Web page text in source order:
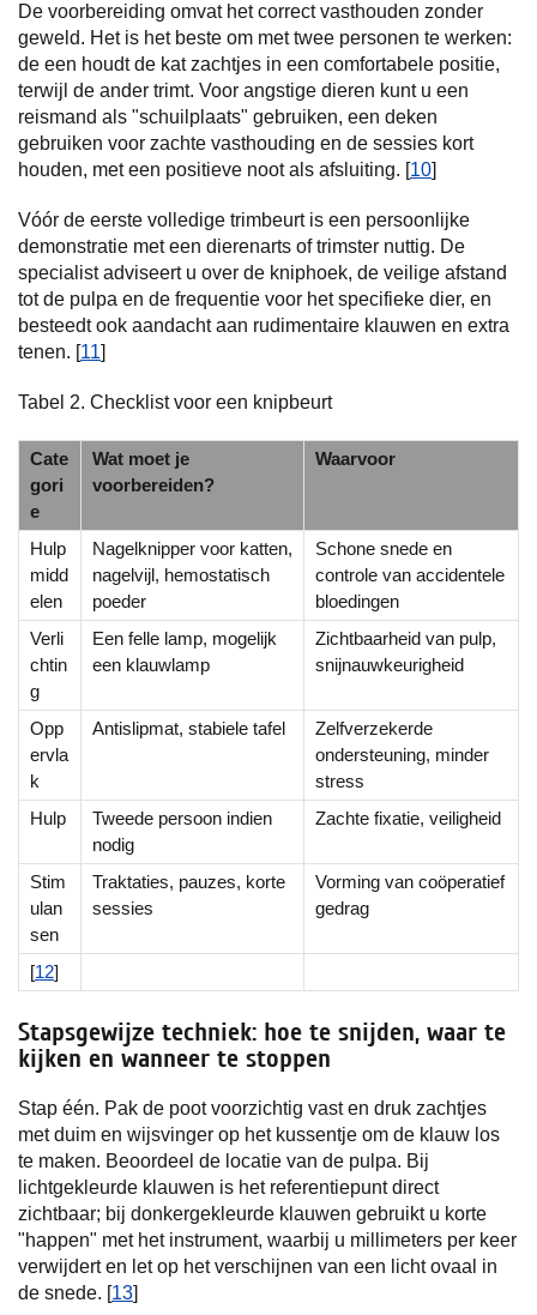
De voorbereiding omvat het correct vasthouden zonder
geweld. Het is het beste om met twee personen te werken:
de een houdt de kat zachtjes in een comfortabele positie,
terwijl de ander trimt. Voor angstige dieren kunt u een
reismand als "schuilplaats" gebruiken, een deken
gebruiken voor zachte vasthouding en de sessies kort
houden, met een positieve noot als afsluiting. [10]
Vóór de eerste volledige trimbeurt is een persoonlijke
demonstratie met een dierenarts of trimster nuttig. De
specialist adviseert u over de kniphoek, de veilige afstand
tot de pulpa en de frequentie voor het specifieke dier, en
besteedt ook aandacht aan rudimentaire klauwen en extra
tenen. [11]
Tabel 2. Checklist voor een knipbeurt
Cate
gori
e
Wat moet je
voorbereiden?
Waarvoor
Hulp
midd
elen
Nagelknipper voor katten,
nagelvijl, hemostatisch
poeder
Schone snede en
controle van accidentele
bloedingen
Verli
chtin
g
Een felle lamp, mogelijk
een klauwlamp
Zichtbaarheid van pulp,
snijnauwkeurigheid
Opp
ervla
k
Antislipmat, stabiele tafel
Zelfverzekerde
ondersteuning, minder
stress
Hulp
Tweede persoon indien
nodig
Zachte fixatie, veiligheid
Stim
ulan
sen
Traktaties, pauzes, korte
sessies
Vorming van coöperatief
gedrag
[12]
Stapsgewijze techniek: hoe te snijden, waar te
kijken en wanneer te stoppen
Stap één. Pak de poot voorzichtig vast en druk zachtjes
met duim en wijsvinger op het kussentje om de klauw los
te maken. Beoordeel de locatie van de pulpa. Bij
lichtgekleurde klauwen is het referentiepunt direct
zichtbaar; bij donkergekleurde klauwen gebruikt u korte
"happen" met het instrument, waarbij u millimeters per keer
verwijdert en let op het verschijnen van een licht ovaal in
de snede. [13]